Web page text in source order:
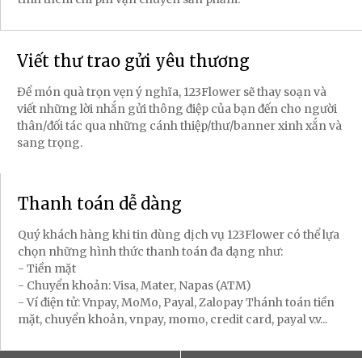
Viết thư trao gửi yêu thương
Để món quà trọn vẹn ý nghĩa, 123Flower sẽ thay soạn và
viết những lời nhắn gửi thông điệp của bạn đến cho người
thân/đối tác qua những cánh thiệp/thư/banner xinh xắn và
sang trọng.
Thanh toán dễ dàng
Quý khách hàng khi tin dùng dịch vụ 123Flower có thể lựa
chọn những hình thức thanh toán đa dạng như:
- Tiền mặt
- Chuyển khoản: Visa, Mater, Napas (ATM)
- Ví điện tử: Vnpay, MoMo, Payal, Zalopay Thánh toán tiền
mặt, chuyển khoản, vnpay, momo, credit card, payal v.v...